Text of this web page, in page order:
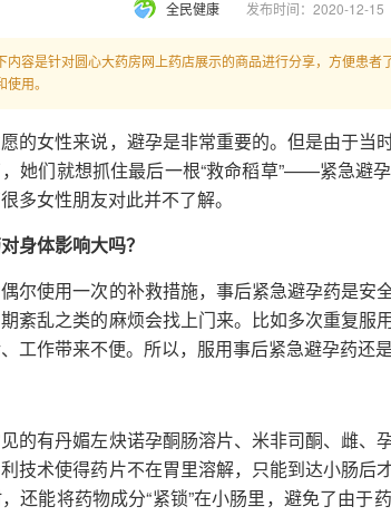
全民健康 发布时间：2020-12-15
内容是针对圆心大药房网上药店展示的商品进行分享，方便患
用。
的女性来说，避孕是非常重要的。但是由于当
她们就想抓住最后一根“救命稻草”——紧急避
多女性朋友对此并不了解。
身体影响大吗？
尔使用一次的补救措施，事后紧急避孕药是安
紊乱之类的麻烦会找上门来。比如多次重复
工作带来不便。所以，服用事后紧急避孕药还是
的有丹媚左炔诺孕酮肠溶片、米非司酮、雌、
技术使得药片不在胃里溶解，只能到达小肠后
还能将药物成分“紧锁”在小肠里，避免了由